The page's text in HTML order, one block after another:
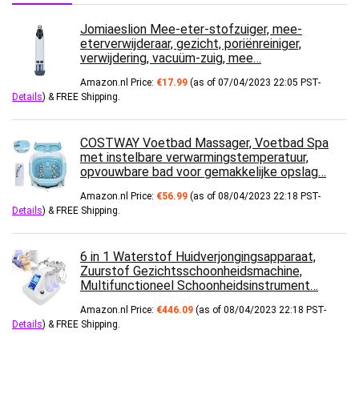
Jomiaeslion Mee-eter-stofzuiger, mee-
eterverwijderaar, gezicht, poriënreiniger,
verwijdering, vacuüm-zuig, mee…
Amazon.nl Price: €17.99 (as of 07/04/2023 22:05 PST-
Details) & FREE Shipping
COSTWAY Voetbad Massager, Voetbad Spa
met instelbare verwarmingstemperatuur,
opvouwbare bad voor gemakkelijke opslag…
Amazon.nl Price: €56.99 (as of 08/04/2023 22:18 PST-
Details) & FREE Shipping
6 in 1 Waterstof Huidverjongingsapparaat,
Zuurstof Gezichtsschoonheidsmachine,
Multifunctioneel Schoonheidsinstrument…
Amazon.nl Price: €446.09 (as of 08/04/2023 22:18 PST-
Details) & FREE Shipping